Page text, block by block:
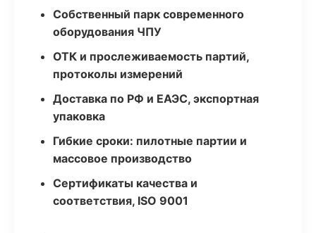
Собственный парк современного
оборудования ЧПУ
ОТК и прослеживаемость партий,
протоколы измерений
Доставка по РФ и ЕАЭС, экспортная
упаковка
Гибкие сроки: пилотные партии и
массовое производство
Сертификаты качества и
соответствия, ISO 9001